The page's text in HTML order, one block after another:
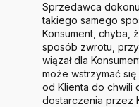
Sprzedawca
takiego samego
Konsument, chyba,
sposób zwrotu,
wiązał dla
może wstrzymać
od Klienta do chwili
dostarczenia przez